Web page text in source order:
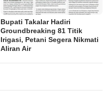
Bupati Takalar Hadiri
Groundbreaking 81 Titik
Irigasi, Petani Segera Nikmati
Aliran Air